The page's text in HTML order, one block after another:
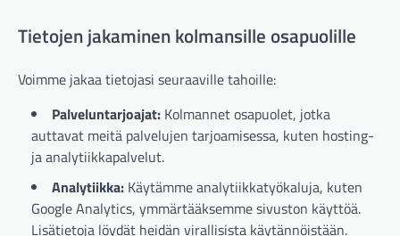
Tietojen jakaminen kolmansille osapuolille
Voimme jakaa tietojasi seuraaville tahoille:
Palveluntarjoajat: Kolmannet osapuolet, jotka
auttavat meitä palvelujen tarjoamisessa, kuten hosting-
ja analytiikkapalvelut.
Analytiikka: Käytämme analytiikkatyökaluja, kuten
Google Analytics, ymmärtääksemme sivuston käyttöä.
Lisätietoja löydät heidän virallisista käytännöistään.